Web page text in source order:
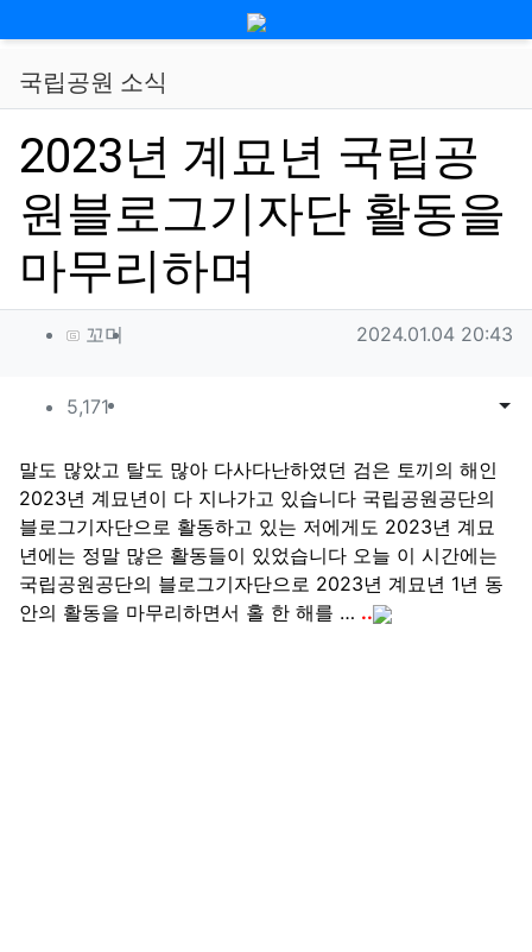
국립공원 소식
2023년 계묘년 국립공
원블로그기자단 활동을
마무리하며
작성자 정보
꼬미 작성일
2024.01.04 20:43
컨텐츠 정보
5,171조회 목록게
본문
말도 많았고 탈도 많아 다사다난하였던 검은 토끼의 해인
2023년 계묘년이 다 지나가고 있습니다 국립공원공단의
블로그기자단으로 활동하고 있는 저에게도 2023년 계묘
년에는 정말 많은 활동들이 있었습니다 오늘 이 시간에는
국립공원공단의 블로그기자단으로 2023년 계묘년 1년 동
안의 활동을 마무리하면서 홀 한 해를 … ..